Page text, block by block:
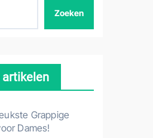
Zoeken
Grappige
Dames!